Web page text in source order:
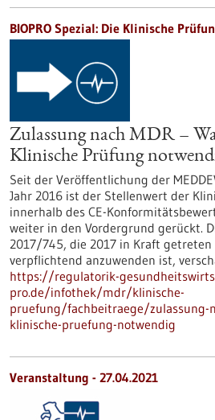
BIOPRO Spezial: Die Klinische
Zulassung nach MDR –
Klinische Prüfung
Seit der Veröffentlichung der
Jahr 2016 ist der Stellenwert der
innerhalb des CE-
weiter in den Vordergrund gerückt.
2017/745, die 2017 in Kraft getreten
verpflichtend anzuwenden ist,
https://regulatorik-
pro.de/infothek/mdr/klinische-
pruefung/fachbeitraege/zulassung-
klinische-pruefung-notwendig
Veranstaltung - 27.04.2021